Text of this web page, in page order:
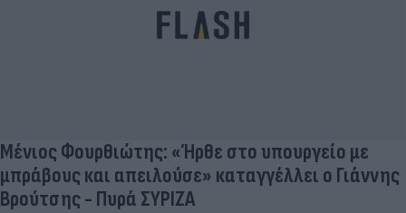
Μένιος Φουρθιώτης: «Ήρθε στο υπουργείο με
μπράβους και απειλούσε» καταγγέλλει ο Γιάννης
Βρούτσης - Πυρά ΣΥΡΙΖΑ